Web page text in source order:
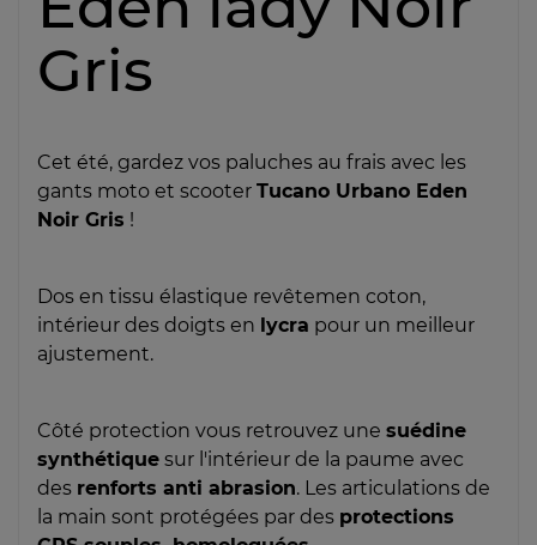
Gris
Cet été, gardez vos paluches au frais avec les
gants moto et scooter Tucano Urbano Eden
Noir Gris !
Dos en tissu élastique revêtemen coton,
intérieur des doigts en lycra pour un meilleur
ajustement.
Côté protection vous retrouvez une suédine
synthétique sur l'intérieur de la paume avec
des renforts anti abrasion. Les articulations de
la main sont protégées par des protections